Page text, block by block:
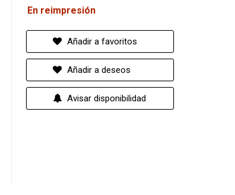
En reimpresión
Añadir a favoritos
Añadir a deseos
Avisar disponibilidad